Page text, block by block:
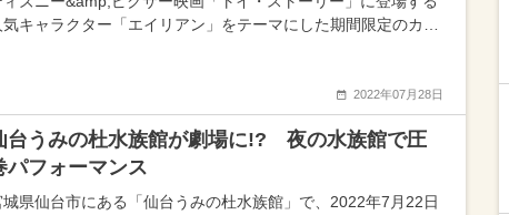
気キャラクター「エイリアン」をテーマにした期間限定のカ…
2022年07月28日
台うみの杜水族館が劇場に!? 夜の水族館で圧
パフォーマンス
城県仙台市にある「仙台うみの杜水族館」で、2022年7月22日